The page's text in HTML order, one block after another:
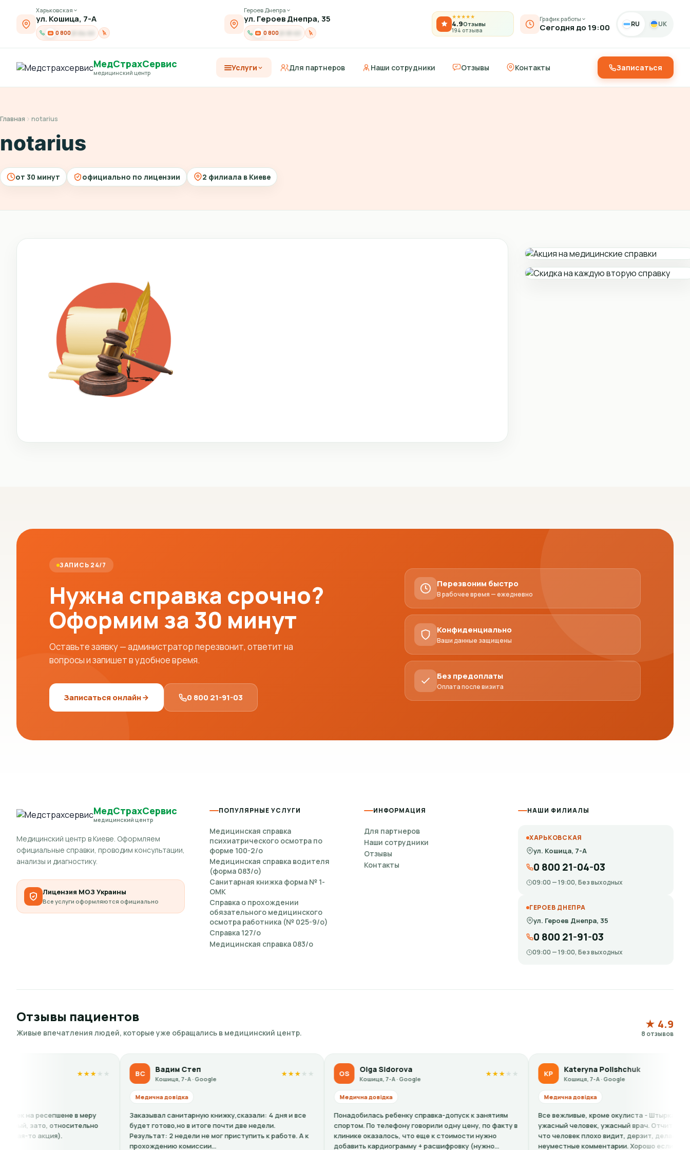
Харьковская
ул. Кошица, 7-А
0 800
Героев Днепра
ул. Героев Днепра, 35
0 80021-91-03
★★★★★
4.9Отзывы
194 отзыва
График работы
Сегодня до 19:00 RU UK
МедСтрахСервис
медицинский центр
Услуги Для партнеров Наши сотрудники Отзывы Контакты Записаться
Главная notarius
notarius
от 30 минут официально по лицензии 2 филиала в Киеве
ЗАПИСЬ 24/7
Нужна справка срочно?
Оформим за 30 минут
Оставьте заявку — администратор перезвонит, ответит на
вопросы и запишет в удобное время.
Записаться онлайн 0 800 21-91-03
Перезвоним быстро
В рабочее время — ежедневно
Конфиденциально
Ваши данные защищены
Без предоплаты
Оплата после визита
МедСтрахСервис
медицинский центр
Медицинский центр в Киеве. Оформляем
официальные справки, проводим консультации,
анализы и диагностику.
Лицензия МОЗ Украины
Все услуги оформляются официально
ПОПУЛЯРНЫЕ УСЛУГИ
Медицинская справка
психиатрического осмотра по
форме 100-2/о
Медицинская справка водителя
(форма 083/о)
Санитарная книжка форма № 1-
ОМК
Справка о прохождении
обязательного медицинского
осмотра работника (№ 025-9/о)
Справка 127/о
Медицинская справка 083/о
ИНФОРМАЦИЯ
Для партнеров
Наши сотрудники
Отзывы
Контакты
НАШИ ФИЛИАЛЫ
ХАРЬКОВСКАЯ
ул. Кошица, 7-А
0 800 21-04-03
09:00 — 19:00, Без выходных
ГЕРОЕВ ДНЕПРА
ул. Героев Днепра, 35
0 800 21-91-03
09:00 — 19:00, Без выходных
Отзывы пациентов
Живые впечатления людей, которые уже обращались в медицинский центр.
★ 4.9
8 отзывов
в меру
ВС Вадим Степ
Кошиця, 7-А · Google
Медична довідка
Заказывал санитарную книжку,сказали: 4 дня и все
будет готово,но в итоге почти две недели.
Результат: 2 недели не мог приступить к работе. А к
прохождению комиссии...
OS Olga Sidorova
Кошиця, 7-А · Google
Медична довідка
Понадобилась ребенку справка-допуск к занятиям
спортом. По телефону говорили одну цену, по факту в
клинике оказалось, что еще к стоимости нужно
добавить кардиограмму + расшифровку (нужно...
KP Kateryna Polishchuk
Кошиця, 7-А · Google
★
Медична довідка
Все вежливые, кроме окулиста - Штыркало О. -
ужасный человек, ужасный врач. Отчитывает за то
что человек плохо видит, дерзит, делает
неуместные комментарии. Хорошо если бы...